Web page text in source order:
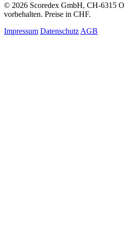
© 2026 Scoredex GmbH, CH-6315
vorbehalten. Preise in CHF.
Impressum Datenschutz AGB